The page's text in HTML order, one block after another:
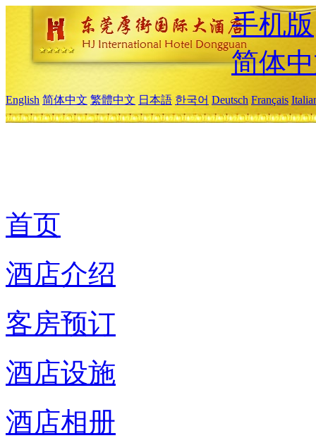
手机版
简体
English 简体中文 繁體中文 日本語 한국어 Deutsch Français
首页
酒店介绍
客房预订
酒店设施
酒店相册